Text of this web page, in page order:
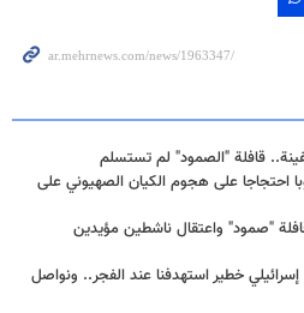
احتجاجا على هجوم الكيان الصهيوني على
"صمود" واعتقال ناشطين مؤيدين
خطير استهدفنا عند الفجر.. ونواصل